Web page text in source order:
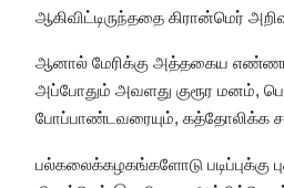
ஆகிவிட்டிருந்ததை கிரான்மெர்
ஆனால் மேரிக்கு அத்தகைய
அப்போதும் அவளது குரூர மனம்,
போப்பாண்டவரையும், கத்தோலிக்க
பல்கலைக்கழகங்களோடு